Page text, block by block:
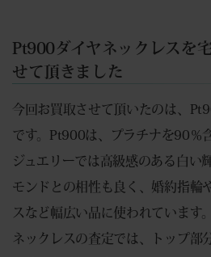
Pt900ダイヤネックレスを
せて頂きました
今回お買取させて頂いたのは、
です。Pt900は、プラチナを90％
ジュエリーでは高級感のある白い
モンドとの相性も良く、婚約指輪
スなど幅広い品に使われています。
ネックレスの査定では、トップ部